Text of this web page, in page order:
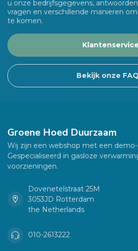
u onze bedrijfsgegevens,
vragen en verschillende manieren
te komen.
Klantenservice
Bekijk onze
Groene Hoed Duurzaam
Wij zijn een webshop met een
Gespecialiseerd in gasloze
voorzieningen.
Dovenetelstraat 25M
3053JD Rotterdam
the Netherlands
010-2613222